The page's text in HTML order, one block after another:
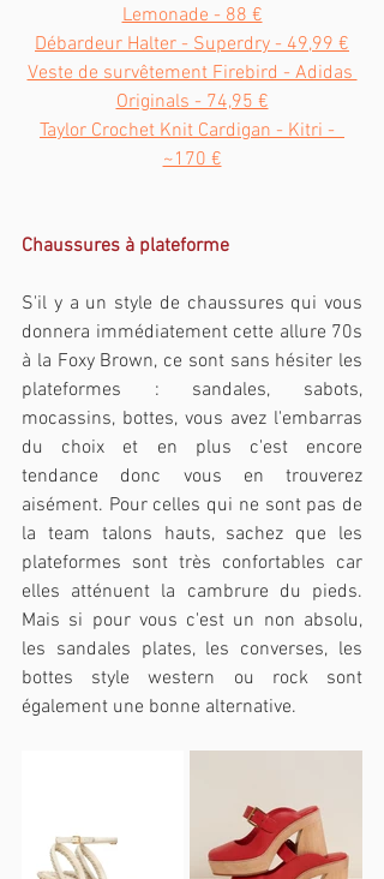
Lemonade - 88 €
Débardeur Halter - Superdry - 49,99 €
Veste de survêtement Firebird - Adidas
Originals - 74,95 €
Taylor Crochet Knit Cardigan - Kitri -
~170 €
Chaussures à plateforme
S'il y a un style de chaussures qui vous
donnera immédiatement cette allure 70s
à la Foxy Brown, ce sont sans hésiter les
plateformes : sandales, sabots,
mocassins, bottes, vous avez l'embarras
du choix et en plus c'est encore
tendance donc vous en trouverez
aisément. Pour celles qui ne sont pas de
la team talons hauts, sachez que les
plateformes sont très confortables car
elles atténuent la cambrure du pieds.
Mais si pour vous c'est un non absolu,
les sandales plates, les converses, les
bottes style western ou rock sont
également une bonne alternative.